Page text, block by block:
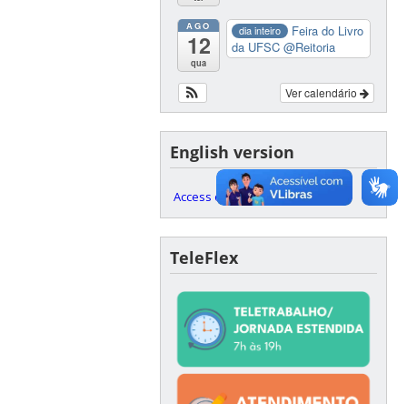
AGO
12
qua
dia inteiro
Feira do Livro
da UFSC@Reitoria
Ver calendário
English version
Access our English website here
TeleFlex